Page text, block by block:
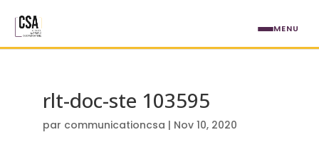
rlt-doc-ste 103595
par communicationcsa | Nov 10, 2020
MENU